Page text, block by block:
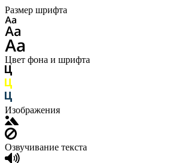
Размер шрифта
Цвет фона и шрифта
Изображения
Озвучивание текста